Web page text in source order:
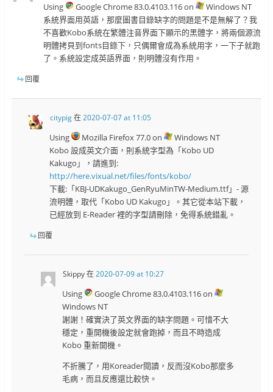
Using Google Chrome 83.0.4103.116 on
Windows NT
系統界面用英語，那麼圖書目錄缺字的問題是不是無解了？我
不喜歡Kobo系統在繁體注音界面下顯示的黑體字，將兩個源流
明體拷貝到fonts目錄下，只偶爾會成為系統用字，一下子就跑
了。系統設定成英語界面，則明體沒有作用。
回覆
citypig在2020-07-07 at 11:05
Using Mozilla Firefox 77.0 on
Windows NT
Kobo 設成英文介面，則系統字型為「Kobo UD
Kakugo」，請進到:
http://here.vixual.net/files/fonts/kobo/
下載:「KBJ-UDKakugo_GenRyuMinTW-Medium.ttf」- 源
流明體，取代「Kobo UD Kakugo」。其它從本站下載，
已經放到 E-Reader 裡的字型請刪除，免得系統錯亂。
回覆
Skippy在2020-07-09 at 10:27
Using
Google Chrome 83.0.4103.116 on
Windows NT
謝謝！確實決了英文界面的缺字問題。可惜不大
穩定，重開機後設定就會跑掉，而且不時造成
Kobo 重新開機。
不折騰了，用Koreader閱讀，反而沒Kobo那麼多
毛病，而且反應還比較快。